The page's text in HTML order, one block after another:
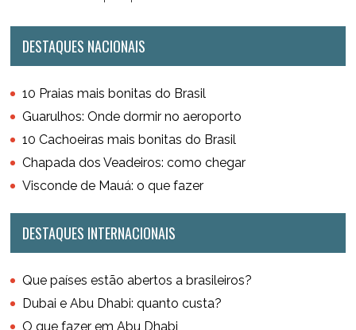
DESTAQUES NACIONAIS
10 Praias mais bonitas do Brasil
Guarulhos: Onde dormir no aeroporto
10 Cachoeiras mais bonitas do Brasil
Chapada dos Veadeiros: como chegar
Visconde de Mauá: o que fazer
DESTAQUES INTERNACIONAIS
Que países estão abertos a brasileiros?
Dubai e Abu Dhabi: quanto custa?
O que fazer em Abu Dhabi